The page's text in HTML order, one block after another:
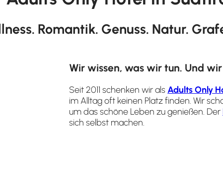
Romantik. Genuss. Natur.
Wir wissen, was wir tun. Und
Seit 2011 schenken wir alsAdults Only
im Alltag oft keinen Platz finden. Wir
um das schöne Leben zu genießen. Der
sich selbst machen.